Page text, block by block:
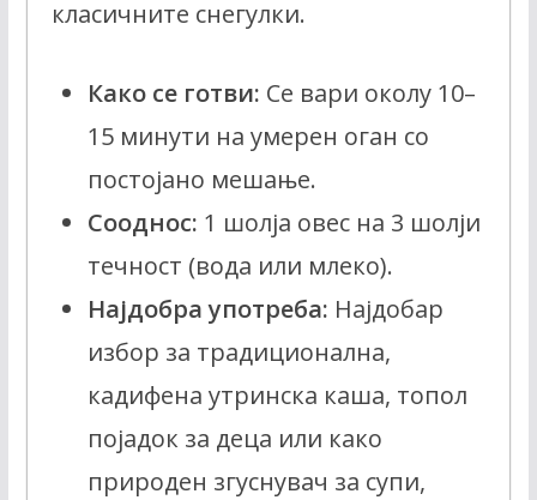
класичните снегулки.
Како се готви: Се вари околу 10–
15 минути на умерен оган со
постојано мешање.
Сооднос: 1 шолја овес на 3 шолји
течност (вода или млеко).
Најдобра употреба: Најдобар
избор за традиционална,
кадифена утринска каша, топол
појадок за деца или како
природен згуснувач за супи,